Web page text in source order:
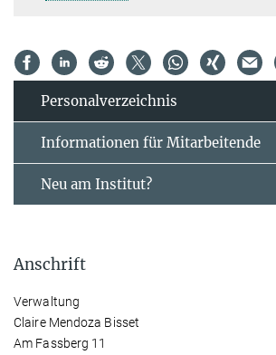
Personal­verzeichnis
Informationen für Mitarbeitende
Neu am Institut?
Anschrift
Verwaltung
Claire Mendoza Bisset
Am Fassberg 11